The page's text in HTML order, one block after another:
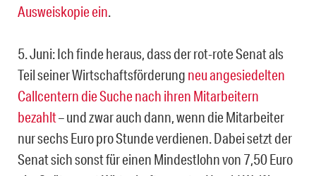
Ausweiskopie ein.
5. Juni: Ich finde heraus, dass der rot-rote Senat als
Teil seiner Wirtschaftsförderung neu angesiedelten
Callcentern die Suche nach ihren Mitarbeitern
bezahlt– und zwar auch dann, wenn die Mitarbeiter
nur sechs Euro pro Stunde verdienen. Dabei setzt der
Senat sich sonst für einen Mindestlohn von 7,50 Euro